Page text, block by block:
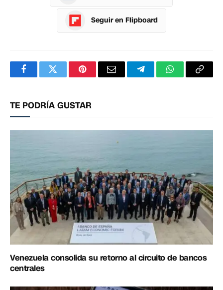
Seguir en Flipboard
FacebookTwitterPinterestCorreoTelegramWhatsApp
TE PODRÍA GUSTAR
Venezuela consolida su retorno al circuito de bancos
centrales